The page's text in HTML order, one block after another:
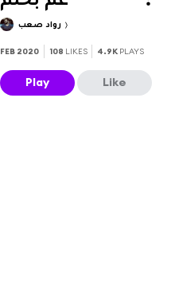
FEB 2020 108 LIKES 4.9K PLAYS
Play Like